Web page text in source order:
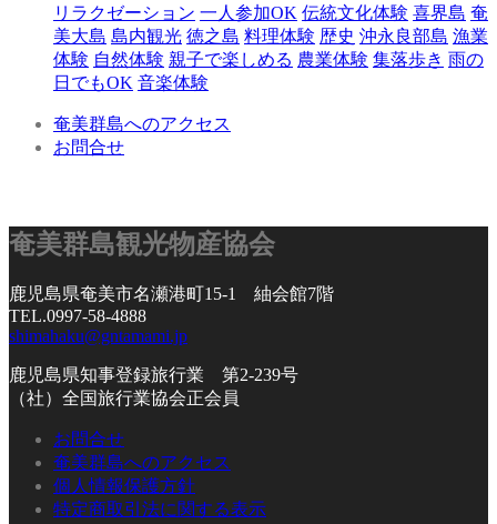
リラクゼーション 一人参加OK 伝統文化体験 喜界島 奄
美大島 島内観光 徳之島 料理体験 歴史 沖永良部島 漁業
体験 自然体験 親子で楽しめる 農業体験 集落歩き 雨の
日でもOK 音楽体験
奄美群島へのアクセス
お問合せ
奄美群島観光物産協会
鹿児島県奄美市名瀬港町15-1 紬会館7階
TEL.0997-58-4888
shimahaku@gntamami.jp
鹿児島県知事登録旅行業 第2-239号
（社）全国旅行業協会正会員
お問合せ
奄美群島へのアクセス
個人情報保護方針
特定商取引法に関する表示